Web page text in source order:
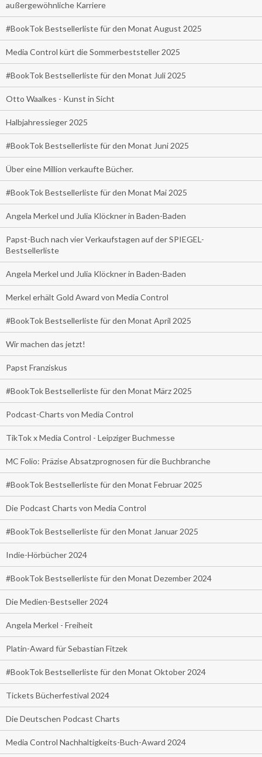
außergewöhnliche Karriere
#BookTok Bestsellerliste für den Monat August 2025
Media Control kürt die Sommerbeststeller 2025
#BookTok Bestsellerliste für den Monat Juli 2025
Otto Waalkes - Kunst in Sicht
Halbjahressieger 2025
#BookTok Bestsellerliste für den Monat Juni 2025
Über eine Million verkaufte Bücher.
#BookTok Bestsellerliste für den Monat Mai 2025
Angela Merkel und Julia Klöckner in Baden-Baden
Papst-Buch nach vier Verkaufstagen auf der SPIEGEL-
Bestsellerliste
Angela Merkel und Julia Klöckner in Baden-Baden
Merkel erhält Gold Award von Media Control
#BookTok Bestsellerliste für den Monat April 2025
Wir machen das jetzt!
Papst Franziskus
#BookTok Bestsellerliste für den Monat März 2025
Podcast-Charts von Media Control
TikTok x Media Control - Leipziger Buchmesse
MC Folio: Präzise Absatzprognosen für die Buchbranche
#BookTok Bestsellerliste für den Monat Februar 2025
Die Podcast Charts von Media Control
#BookTok Bestsellerliste für den Monat Januar 2025
Indie-Hörbücher 2024
#BookTok Bestsellerliste für den Monat Dezember 2024
Die Medien-Bestseller 2024
Angela Merkel - Freiheit
Platin-Award für Sebastian Fitzek
#BookTok Bestsellerliste für den Monat Oktober 2024
Tickets Bücherfestival 2024
Die Deutschen Podcast Charts
Media Control Nachhaltigkeits-Buch-Award 2024